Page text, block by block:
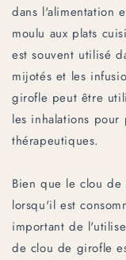
dans l'alimentation
moulu aux plats
est souvent utilisé
mijotés et les
girofle peut être
les inhalations
thérapeutiques.
Bien que le clou
lorsqu'il est
important de
de clou de girofle